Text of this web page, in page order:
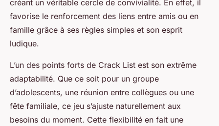
créant un véritable cercle de convivialité. En effet, il
favorise le renforcement des liens entre amis ou en
famille grâce à ses règles simples et son esprit
ludique.
L’un des points forts de Crack List est son extrême
adaptabilité. Que ce soit pour un groupe
d’adolescents, une réunion entre collègues ou une
fête familiale, ce jeu s’ajuste naturellement aux
besoins du moment. Cette flexibilité en fait une